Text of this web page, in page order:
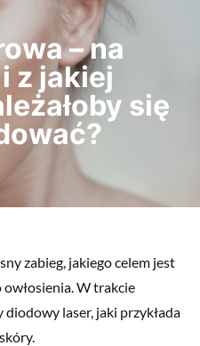
– na
z jakiej
się
zabieg, jakiego celem jest
W trakcie
laser, jaki przykłada